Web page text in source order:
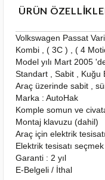
ÜRÜN
Volkswagen Passat
Kombi , ( 3C ) , ( 4
Model yılı Mart 2005
Standart , Sabit , Kuğu
Araç üzerinde sabit ,
Marka : AutoHak
Komple somun ve
Montaj klavuzu (dahil)
Araç için elektrik
Elektrik tesisatı
Garanti : 2 yıl
E-Belgeli / İthal